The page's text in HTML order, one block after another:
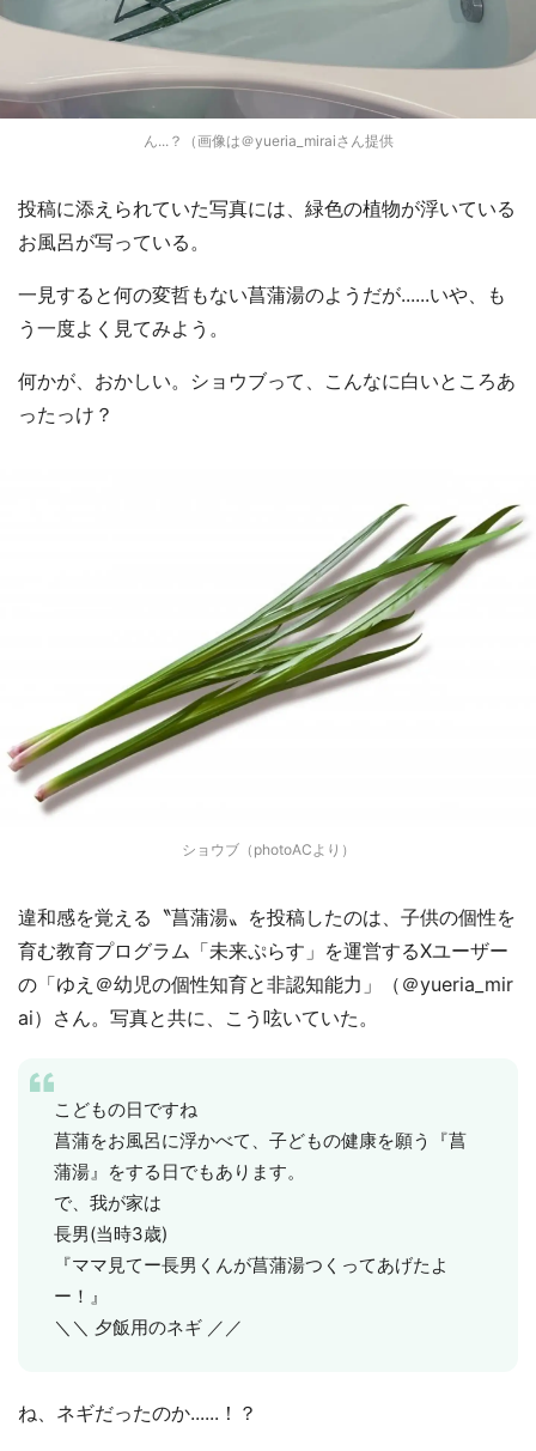
ん...？（画像は＠yueria_miraiさん提供
投稿に添えられていた写真には、緑色の植物が浮いている
お風呂が写っている。
一見すると何の変哲もない菖蒲湯のようだが......いや、も
う一度よく見てみよう。
何かが、おかしい。ショウブって、こんなに白いところあ
ったっけ？
ショウブ（photoACより）
違和感を覚える〝菖蒲湯〟を投稿したのは、子供の個性を
育む教育プログラム「未来ぷらす」を運営するXユーザー
の「ゆえ＠幼児の個性知育と非認知能力」（＠yueria_mir
ai）さん。写真と共に、こう呟いていた。
こどもの日ですね
菖蒲をお風呂に浮かべて、子どもの健康を願う『菖
蒲湯』をする日でもあります。
で、我が家は
長男(当時3歳)
『ママ見てー長男くんが菖蒲湯つくってあげたよ
ー！』
＼＼ 夕飯用のネギ ／／
ね、ネギだったのか......！？